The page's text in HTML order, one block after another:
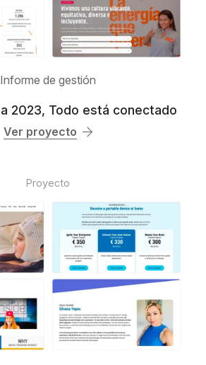
Informe de gestión
2023, Todo está conectado
Ver proyecto
Proyecto